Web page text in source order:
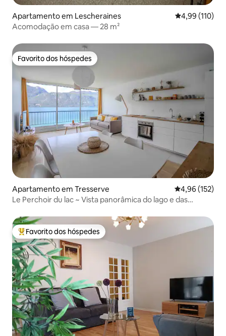
Apartamento em Lescheraines Classificação
4,99 (110)
Acomodação em casa — 28 m²
Favorito dos hóspedes
Favorito dos hóspedes
Apartamento em Tresserve Classificação
4,96 (152)
Le Perchoir du lac ~ Vista panorâmica do lago e das
Favoritos dos hóspedes mais apreciados
Favorito dos hóspedes